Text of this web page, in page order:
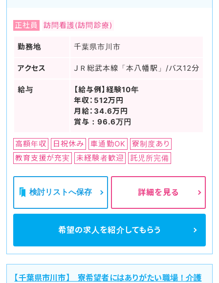
正社員 訪問看護(訪問診療)
勤務地 千葉県市川市
アクセス ＪＲ総武本線「本八幡駅」/バス12分
給与
【給与例】経験10年
年収：512万円
月給：34.6万円
賞与：96.6万円
高額年収 日祝休み 車通勤OK
寮制度あり
教育支援が充実
未経験者歓迎 託児所完備
検討リストへ保存 詳細を見る
希望の求人を紹介してもらう
【千葉県市川市】 寮希望者にはありがたい職場！介護